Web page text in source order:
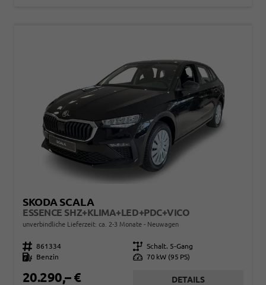
SKODA SCALA
ESSENCE SHZ+KLIMA+LED+PDC+VICO
unverbindliche Lieferzeit: ca. 2-3 Monate Neuwagen
Fahrzeugnr. 861334 Getriebe Schalt. 5-Gang
Kraftstoff
Benzin Leistung 70 kW (95 PS)
20.290,– € DETAILS